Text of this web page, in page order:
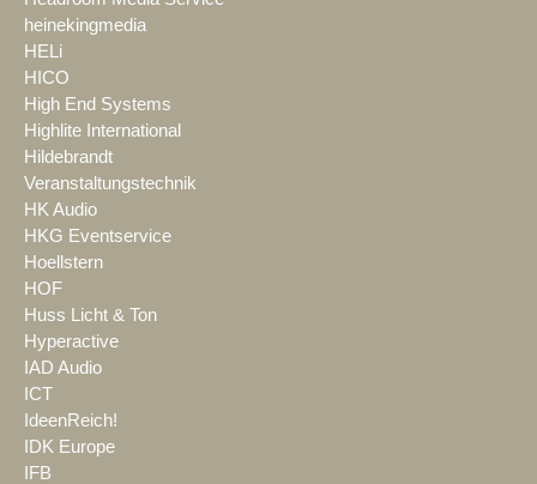
heinekingmedia
HELi
HICO
High End Systems
Highlite International
Hildebrandt
Veranstaltungstechnik
HK Audio
HKG Eventservice
Hoellstern
HOF
Huss Licht & Ton
Hyperactive
IAD Audio
ICT
IdeenReich!
IDK Europe
IFB